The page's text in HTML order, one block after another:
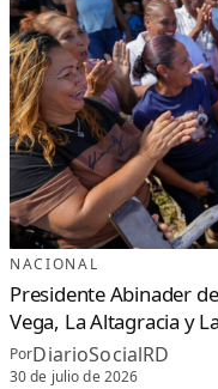
NACIONAL
Presidente Abinader
Vega, La Altagracia y
PorDiarioSocialRD
30 de julio de 2026